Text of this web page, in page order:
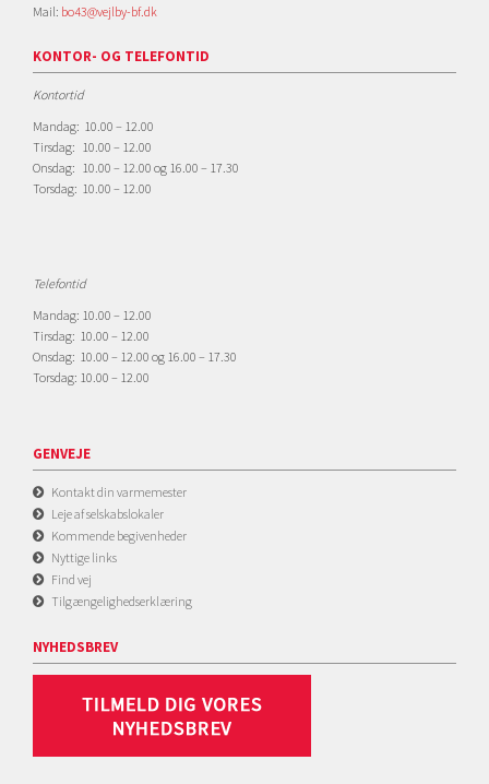
Mail: bo43@vejlby-bf.dk
KONTOR- OG TELEFONTID
Kontortid
Mandag: 10.00 – 12.00
Tirsdag: 10.00 – 12.00
Onsdag: 10.00 – 12.00 og 16.00 – 17.30
Torsdag: 10.00 – 12.00
Telefontid
Mandag: 10.00 – 12.00
Tirsdag: 10.00 – 12.00
Onsdag: 10.00 – 12.00 og 16.00 – 17.30
Torsdag: 10.00 – 12.00
GENVEJE
Kontakt din varmemester
Leje af selskabslokaler
Kommende begivenheder
Nyttige links
Find vej
Tilgængelighedserklæring
NYHEDSBREV